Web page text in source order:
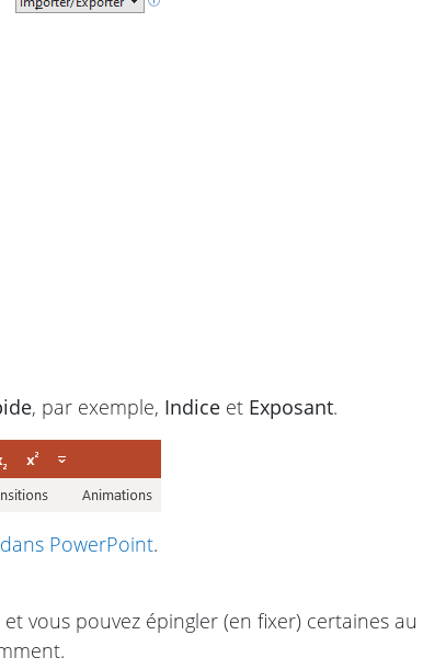
, par exemple, Indice et Exposant.
PowerPoint.
vous pouvez épingler (en fixer) certaines au